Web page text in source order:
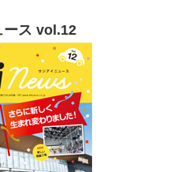
ース vol.12